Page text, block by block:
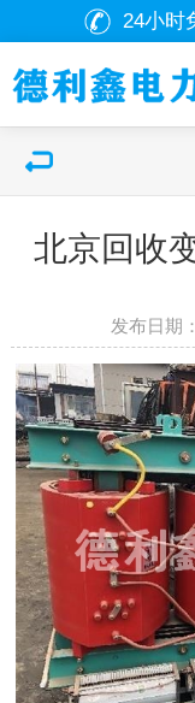
24小时
北京回收
发布日期